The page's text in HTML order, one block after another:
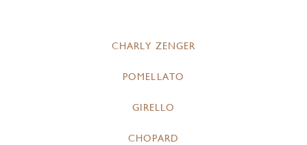
CHARLY ZENGER
POMELLATO
GIRELLO
CHOPARD